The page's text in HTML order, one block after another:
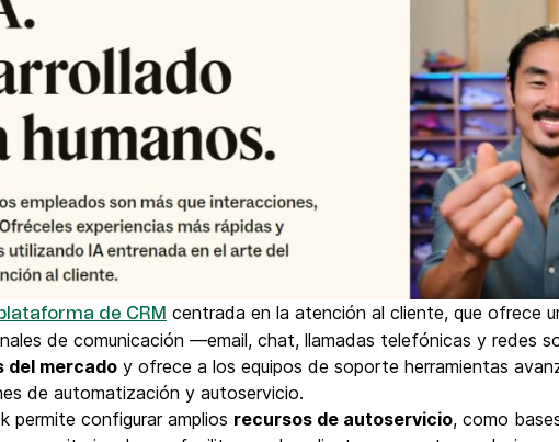
de CRM centrada en la atención al cliente, que ofrece
de comunicación —email, chat, llamadas telefónicas y redes
del mercado y ofrece a los equipos de soporte herramientas
de automatización y autoservicio.
permite configurar amplios recursos de autoservicio, como